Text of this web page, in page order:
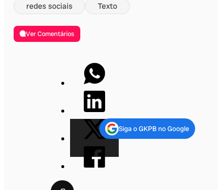
redes sociais
Texto
Ver Comentários
Siga o GKPB no Google